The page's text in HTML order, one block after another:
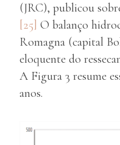
(JRC), publicou
[25] O balanço
Romagna (capital
eloquente do
A Figura 3 resume
anos.